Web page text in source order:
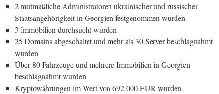
2 mutmaßliche Administratoren ukrainischer und russischer
Staatsangehörigkeit in Georgien festgenommen wurden
3 Immobilien durchsucht wurden
25 Domains abgeschaltet und mehr als 30 Server beschlagnahmt
wurden
Über 80 Fahrzeuge und mehrere Immobilien in Georgien
beschlagnahmt wurden
Kryptowährungen im Wert von 692 000 EUR wurden